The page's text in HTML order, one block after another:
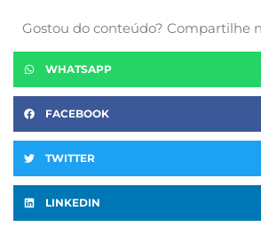
Gostou do conteúdo? Compartilhe
WHATSAPP
FACEBOOK
TWITTER
LINKEDIN